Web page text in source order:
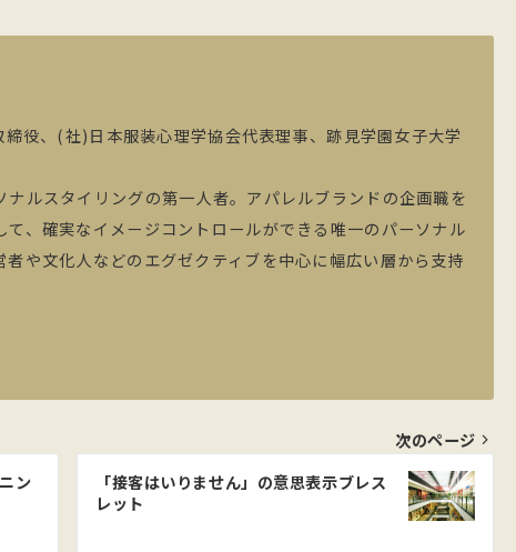
役、(社)日本服装心理学協会代表理事、跡見学園女子大学
ナルスタイリングの第一人者。アパレルブランドの企画職を
て、確実なイメージコントロールができる唯一のパーソナル
者や文化人などのエグゼクティブを中心に幅広い層から支持
ン
次のページ
「接客はいりません」の意思表示ブレス
レット